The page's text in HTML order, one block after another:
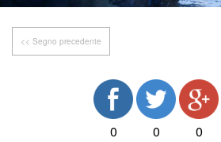
<< Segno precedente
0 0 0